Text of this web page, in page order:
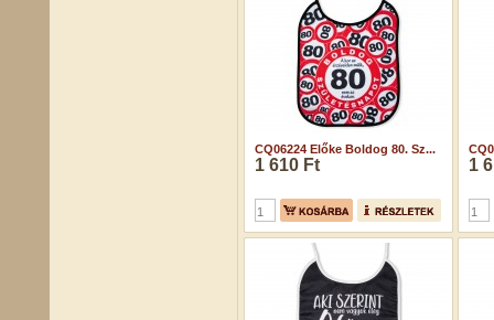
CQ06224 Előke Boldog 80. Sz...
1 610 Ft 1